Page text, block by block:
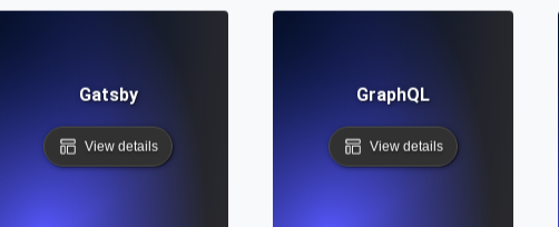
Gatsby
View details
GraphQL
View details